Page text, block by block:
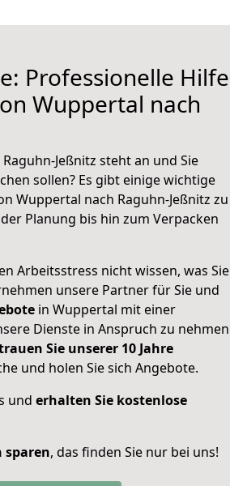
Professionelle Hilfe
Wuppertal nach
Jeßnitz steht an und Sie
sollen? Es gibt einige wichtige
Wuppertal nach Raguhn-Jeßnitz zu
Planung bis hin zum Verpacken
Arbeitsstress nicht wissen, was Sie
unsere Partner für Sie und
in Wuppertal mit einer
Dienste in Anspruch zu nehmen
Sie unserer 10 Jahre
und holen Sie sich Angebote.
und erhalten Sie kostenlose
sparen, das finden Sie nur bei uns!